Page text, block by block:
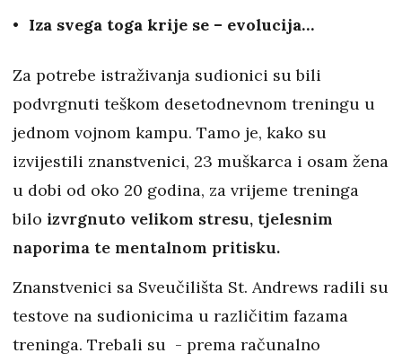
Iza svega toga krije se – evolucija…
Za potrebe istraživanja sudionici su bili
podvrgnuti teškom desetodnevnom treningu u
jednom vojnom kampu. Tamo je, kako su
izvijestili znanstvenici, 23 muškarca i osam žena
u dobi od oko 20 godina, za vrijeme treninga
bilo izvrgnuto velikom stresu, tjelesnim
naporima te mentalnom pritisku.
Znanstvenici sa Sveučilišta St. Andrews radili su
testove na sudionicima u različitim fazama
treninga. Trebali su - prema računalno